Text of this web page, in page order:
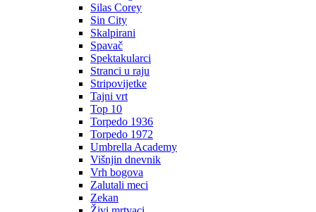
Silas Corey
Sin City
Skalpirani
Spavač
Spektakularci
Stranci u raju
Stripovijetke
Tajni vrt
Top 10
Torpedo 1936
Torpedo 1972
Umbrella Academy
Višnjin dnevnik
Vrh bogova
Zalutali meci
Zekan